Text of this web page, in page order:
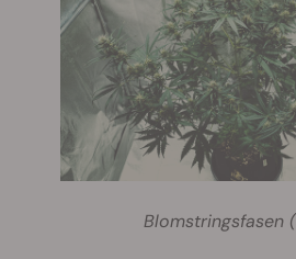
Blomstringsfasen